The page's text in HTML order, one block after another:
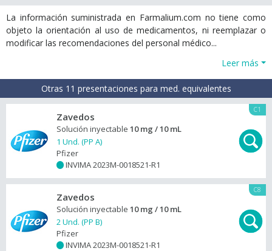
La información suministrada en Farmalium.com no tiene como
objeto la orientación al uso de medicamentos, ni reemplazar o
modificar las recomendaciones del personal médico...
Leer más
Otras 11 presentaciones para med. equivalentes
C1
Zavedos
Solución inyectable 10 mg / 10 mL
1 Und. (PP A)
Pfizer
INVIMA 2023M-0018521-R1
C8
Zavedos
Solución inyectable 10 mg / 10 mL
2 Und. (PP B)
Pfizer
INVIMA 2023M-0018521-R1